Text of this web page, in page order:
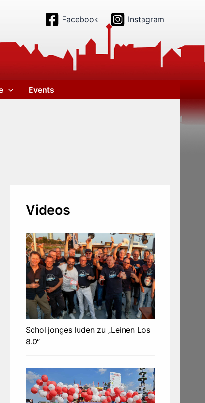
Facebook Instagram
Events
Videos
Scholljonges luden zu „Leinen Los
8.0“